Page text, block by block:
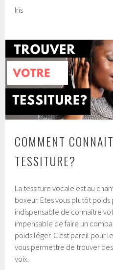
Iris
COMMENT
TESSITURE?
La tessiture vocale est au
boxeur. Etes vous plutôt
indispensable de connaitre
impensable de faire un
poids léger. C’est pareil pour
vous permettre de trouver
voix.